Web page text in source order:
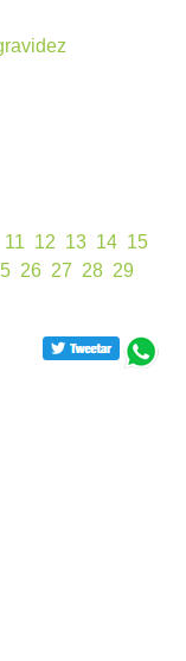
11 12 13 14 15
26 27 28 29